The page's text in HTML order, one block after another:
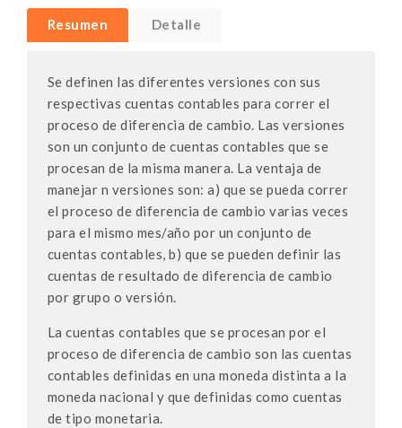
Resumen Detalle
Se definen las diferentes versiones con sus
respectivas cuentas contables para correr el
proceso de diferencia de cambio. Las versiones
son un conjunto de cuentas contables que se
procesan de la misma manera. La ventaja de
manejar n versiones son: a) que se pueda correr
el proceso de diferencia de cambio varias veces
para el mismo mes/año por un conjunto de
cuentas contables, b) que se pueden definir las
cuentas de resultado de diferencia de cambio
por grupo o versión.
La cuentas contables que se procesan por el
proceso de diferencia de cambio son las cuentas
contables definidas en una moneda distinta a la
moneda nacional y que definidas como cuentas
de tipo monetaria.